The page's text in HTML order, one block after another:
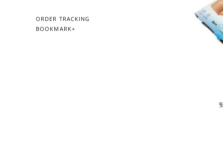
ORDER TRACKING
BOOKMARK+